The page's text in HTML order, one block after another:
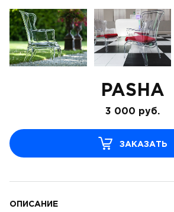
PASHA
3 000 руб.
ЗАКАЗАТЬ
ОПИСАНИЕ